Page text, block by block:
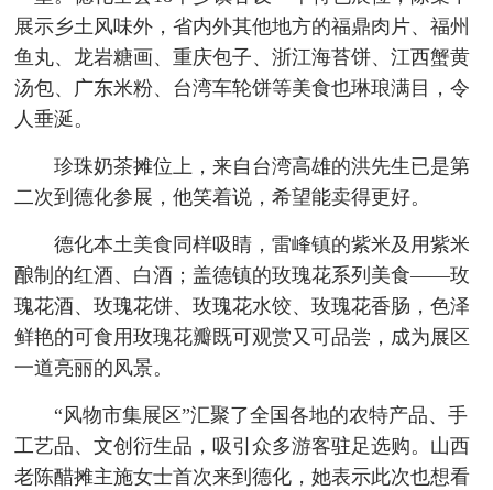
展示乡土风味外，省内外其他地方的福鼎肉片、福州
鱼丸、龙岩糖画、重庆包子、浙江海苔饼、江西蟹黄
汤包、广东米粉、台湾车轮饼等美食也琳琅满目，令
人垂涎。
珍珠奶茶摊位上，来自台湾高雄的洪先生已是第
二次到德化参展，他笑着说，希望能卖得更好。
德化本土美食同样吸睛，雷峰镇的紫米及用紫米
酿制的红酒、白酒；盖德镇的玫瑰花系列美食——玫
瑰花酒、玫瑰花饼、玫瑰花水饺、玫瑰花香肠，色泽
鲜艳的可食用玫瑰花瓣既可观赏又可品尝，成为展区
一道亮丽的风景。
“风物市集展区”汇聚了全国各地的农特产品、手
工艺品、文创衍生品，吸引众多游客驻足选购。山西
老陈醋摊主施女士首次来到德化，她表示此次也想看